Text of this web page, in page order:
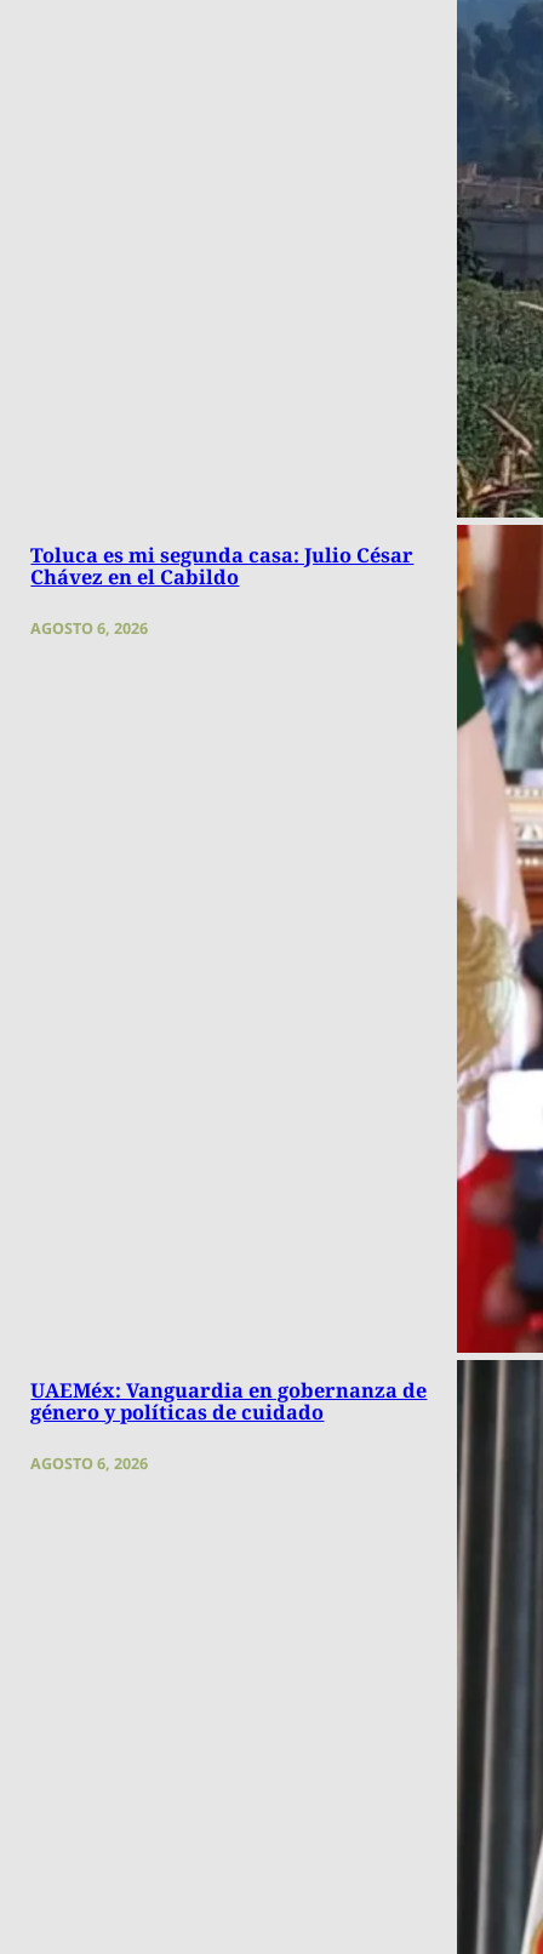
Toluca es mi segunda casa: Julio César
Chávez en el Cabildo
AGOSTO 6, 2026
UAEMéx: Vanguardia en gobernanza de
género y políticas de cuidado
AGOSTO 6, 2026